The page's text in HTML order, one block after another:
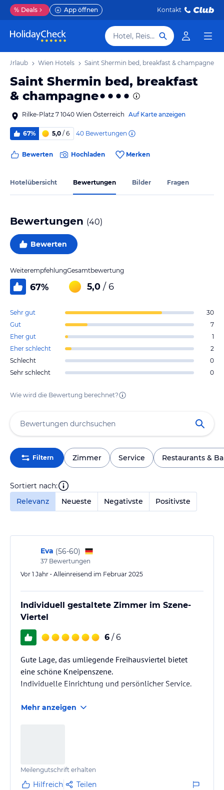
% Deals App öffnen Kontakt
Hotel, Reiseziel
Urlaub Wien Hotels Saint Shermin bed, breakfast & champagne
Saint Shermin bed, breakfast
& champagne
Rilke-Platz 7 1040 Wien Österreich Auf Karte anzeigen
67% 5,0 / 6 40 Bewertungen
Bewerten Hochladen Merken
Hotelübersicht Bewertungen Bilder Fragen
Bewertungen (40)
Bewerten
Weiterempfehlung
67%
Gesamtbewertung
5,0 / 6
Sehr gut
30
Gut
7
Eher gut
1
Eher schlecht
2
Schlecht
0
Sehr schlecht
0
Wie wird die Bewertung berechnet?
Filtern Zimmer Service Restaurants &
Sortiert nach:
Relevanz
Neueste Negativste Positivste
Eva (56-60)
37 Bewertungen
Vor 1 Jahr • Alleinreisend im Februar 2025
Individuell gestaltete Zimmer im Szene-
Viertel
6 / 6
Gute Lage, das umliegende Freihausviertel bietet
eine schöne Kneipenszene.
Individuelle Einrichtung und persönlicher Service.
Mehr anzeigen
Meilengutschrift erhalten
Hilfreich Teilen